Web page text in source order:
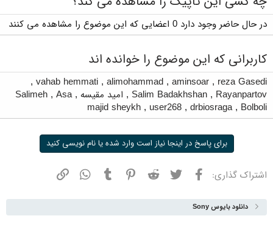
در حال حاضر وجود دارد 0 اعضایی که این موضوع را مشاهده می کنند
کاربرانی که این موضوع را خوانده اند
reza Gasedi
,
aminsoar
,
alimohammad
,
vahab hemmati
,
Rayanpartov
,
Salim Badakhshan
, امید مقیسه ,
Asa
,
Salimeh
Bolboli
,
drbiosraga
,
user268
,
majid sheykh
برای پاسخ در اینجا نیاز است وارد شده یا نام نویسی کنید
اشتراک گذاری: فیسبوک توییتر ردیت پینترستتامبلر واتسپ
دانلود بایوس Sony